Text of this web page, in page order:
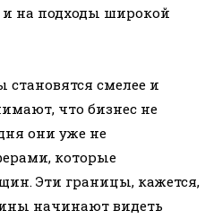
на подходы широкой
смелее и
что бизнес не
они уже не
которые
Эти границы, кажется,
начинают видеть